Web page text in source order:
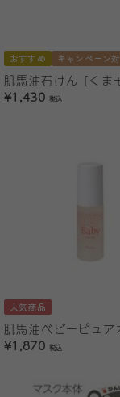
おすすめ キャンペーン
肌馬油石けん [くま
¥1,430税込
人気商品
肌馬油ベビーピュア
¥1,870税込